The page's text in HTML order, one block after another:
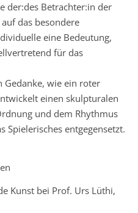
der:des Betrachter:in der
das besondere
eine Bedeutung,
für das
Gedanke, wie ein roter
einen skulpturalen
und dem Rhythmus
Spielerisches entgegensetzt.
Kunst bei Prof. Urs Lüthi,